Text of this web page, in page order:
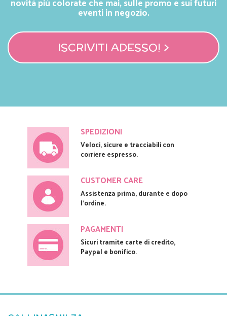
eventi in negozio.
ISCRIVITI ADESSO! >
SPEDIZIONI
Veloci, sicure e tracciabili con
corriere espresso.
CUSTOMER CARE
Assistenza prima, durante e dopo
l'ordine.
PAGAMENTI
Sicuri tramite carte di credito,
Paypal e bonifico.